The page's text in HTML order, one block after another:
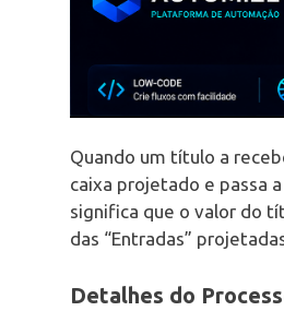
Quando um título a
caixa projetado e passa
significa que o valor do
das “Entradas”
Detalhes do